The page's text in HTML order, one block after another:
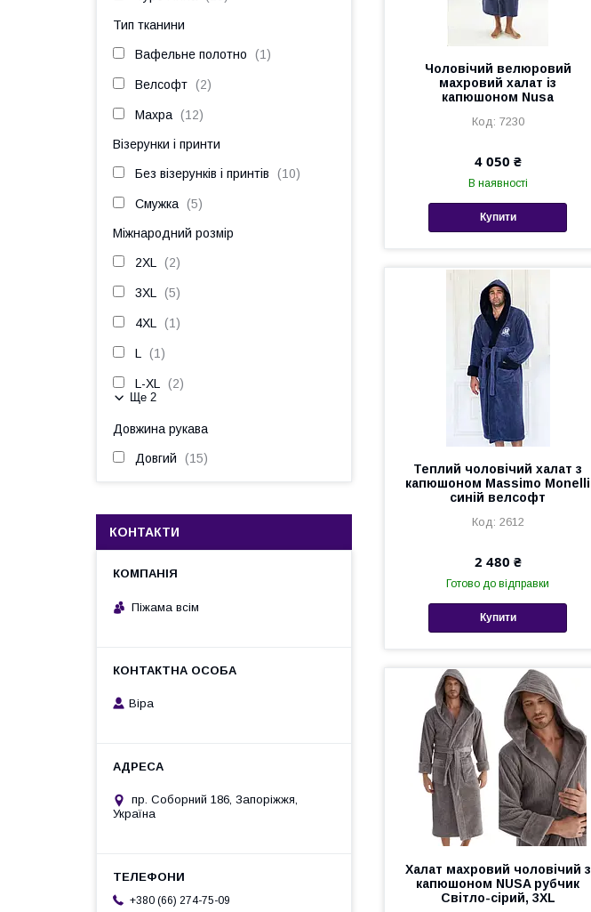
Чоловічий велюровий
махровий халат із
капюшоном Nusa
7230
4 050 ₴
В наявності
Купити
Теплий чоловічий халат з
капюшоном Massimo Monelli
синій велсофт
2612
2 480 ₴
Готово до відправки
Купити
Халат махровий чоловічий з
капюшоном NUSA рубчик
Світло-сірий, 3XL
Тип тканини
Вафельне полотно 1
Велсофт 2
Махра 12
Візерунки і принти
Без візерунків і принтів 10
Смужка 5
Міжнародний розмір
2XL 2
3XL 5
4XL 1
L 1
L-XL 2
Ще 2
Довжина рукава
Довгий 15
КОНТАКТИ
Піжама всім
Віра
пр. Соборний 186, Запоріжжя,
Україна
+380 (66) 274-75-09